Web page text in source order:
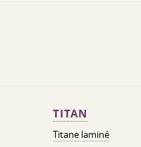
TITAN
Titane laminé